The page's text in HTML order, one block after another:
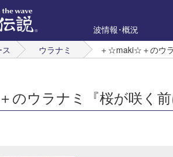
波情報･概況
ウラナミ ＋☆maki☆＋のウラ
ウラナミ『桜が咲く前